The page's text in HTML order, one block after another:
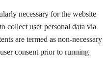
necessary for the website
collect user personal data via
are termed as non-necessary
consent prior to running